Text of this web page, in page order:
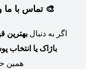
🎨 تماس با
اگر به دنبالبهترین
باژاک یا
همین